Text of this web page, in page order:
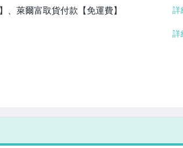
、萊爾富取貨付款【免運費】